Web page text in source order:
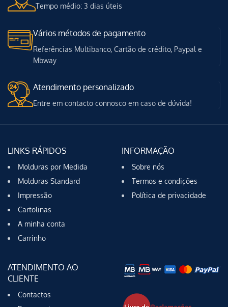
Tempo médio: 3 dias úteis
Vários métodos de pagamento
Referências Multibanco, Cartão de crédito, Paypal e
Mbway
Atendimento personalizado
Entre em contacto connosco em caso de dúvida!
LINKS RÁPIDOS
Molduras por Medida
Molduras Standard
Impressão
Cartolinas
A minha conta
Carrinho
INFORMAÇÃO
Sobre nós
Termos e condições
Política de privacidade
ATENDIMENTO AO
CLIENTE
Contactos